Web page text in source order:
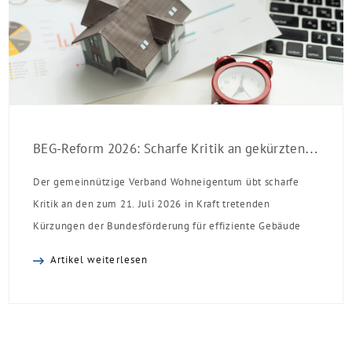
BEG-Reform 2026: Scharfe Kritik an gekürzten Sanierungsförderungen
Der gemeinnützige Verband Wohneigentum übt scharfe
Kritik an den zum 21. Juli 2026 in Kraft tretenden
Kürzungen der Bundesförderung für effiziente Gebäude
Artikel weiterlesen